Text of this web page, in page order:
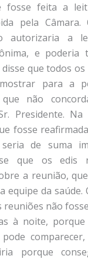
fosse feita a
pela Câmara.
autorizaria a
e poderia
que todos
para a
não
Presidente. Na
fosse
de suma
que os edis
a reunião,
equipe da saúde.
reuniões não
à noite,
porque